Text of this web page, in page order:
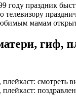
году праздник
мамам
гиф,
смотреть